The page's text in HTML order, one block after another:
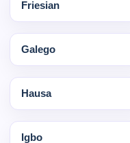
Friesian
Galego
Hausa
Igbo